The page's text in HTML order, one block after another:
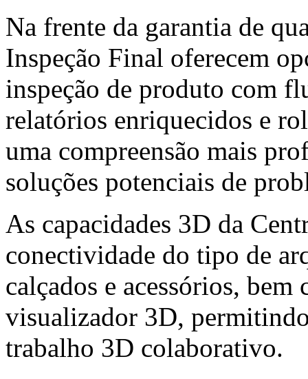
Na frente da garantia de
Inspeção Final oferecem
inspeção de produto com
relatórios enriquecidos e
uma compreensão mais
soluções potenciais de
As capacidades 3D da
conectividade do tipo de
calçados e acessórios,
visualizador 3D,
trabalho 3D colaborativo.